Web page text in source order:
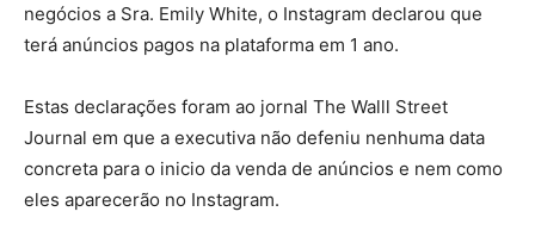
negócios a Sra. Emily White, o Instagram declarou que
terá anúncios pagos na plataforma em 1 ano.
Estas declarações foram ao jornal The Walll Street
Journal em que a executiva não defeniu nenhuma data
concreta para o inicio da venda de anúncios e nem como
eles aparecerão no Instagram.